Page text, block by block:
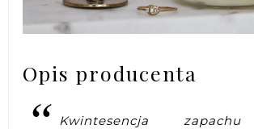
Opis producenta
Kwintesencja